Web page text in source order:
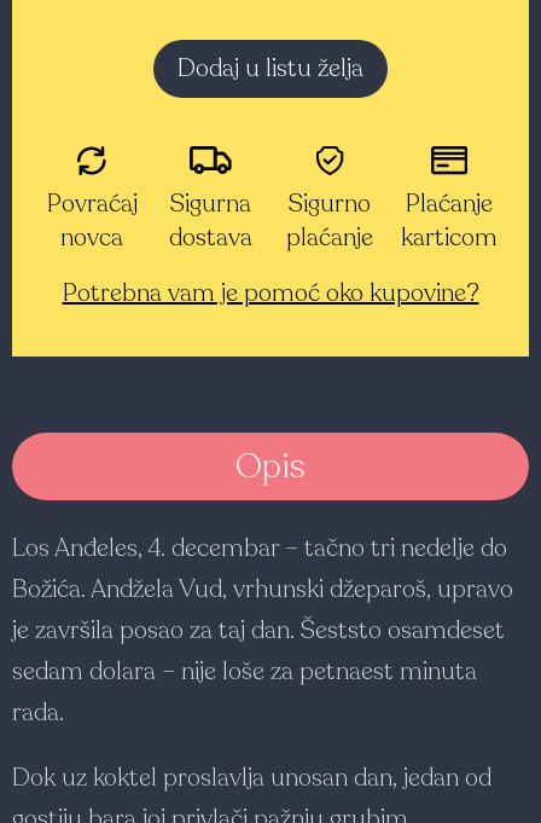
Dodaj u listu želja
Povraćaj
novca
Sigurna
dostava
Sigurno
plaćanje
Plaćanje
karticom
Potrebna vam je pomoć oko kupovine?
Opis
Los Anđ­eles, 4. decembar – tačno tri nedelje do
Božića. Andžela Vud, vrhunski džeparoš, upravo
je završila posao za taj dan. Šeststo osamdeset
sedam dolara – nije loše za petnaest minuta
rada.
Dok uz koktel proslavlja unosan dan, jedan od